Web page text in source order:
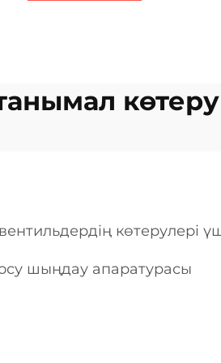
танымал
көтерулері
шыңдау апаратурасы